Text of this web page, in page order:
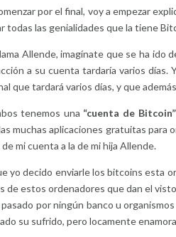
por el final, voy a empezar
todas las genialidades que la tiene
Allende, imagínate que se ha ido
a su cuenta tardaría varios días.
que tardará varios días, y que
tenemos una “cuenta de Bitcoin”
muchas aplicaciones gratuitas
mi cuenta a la de mi hija Allende.
yo decido enviarle los bitcoins esta
de estos ordenadores que dan el
por ningún banco u
su sufrido, pero locamente